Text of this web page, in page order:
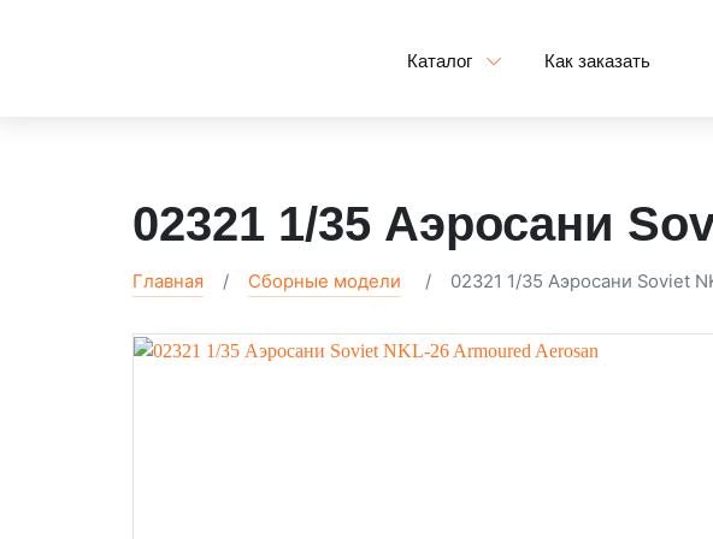
Каталог Как заказать
02321 1/35 Аэросани
Главная Сборные модели 02321 1/35 Аэросани Soviet